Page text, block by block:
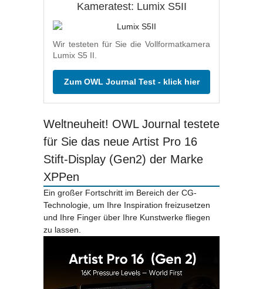
Kameratest: Lumix S5II
Wir testeten für Sie die Vollformatkamera
Lumix S5 II.
Zum OWL Journal Test - klick hier
Weltneuheit! OWL Journal testete
für Sie das neue Artist Pro 16
Stift-Display (Gen2) der Marke
XPPen
Ein großer Fortschritt im Bereich der CG-
Technologie, um Ihre Inspiration freizusetzen
und Ihre Finger über Ihre Kunstwerke fliegen
zu lassen.